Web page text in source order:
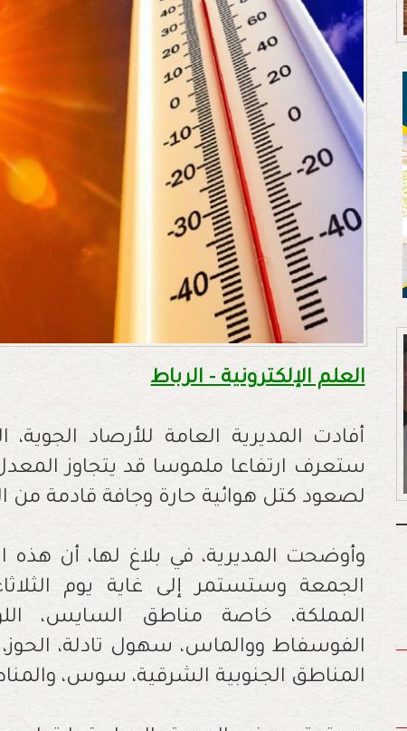
العلم الإلكترونية - الرباط
أفادت المديرية العامة للأرصاد
لصعود كتل هوائية حارة وجافة قادمة من
وأوضحت المديرية، في بلاغ لها، أن هذه
الجمعة وستستمر إلى غاية يوم
المملكة، خاصة مناطق السايس،
الفوسفاط ووالماس، سهول تادلة، الحوز،
المناطق الجنوبية الشرقية، سوس،